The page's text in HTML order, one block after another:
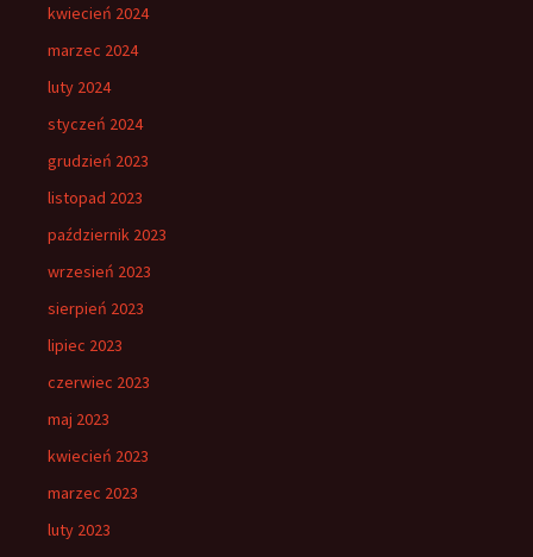
kwiecień 2024
marzec 2024
luty 2024
styczeń 2024
grudzień 2023
listopad 2023
październik 2023
wrzesień 2023
sierpień 2023
lipiec 2023
czerwiec 2023
maj 2023
kwiecień 2023
marzec 2023
luty 2023